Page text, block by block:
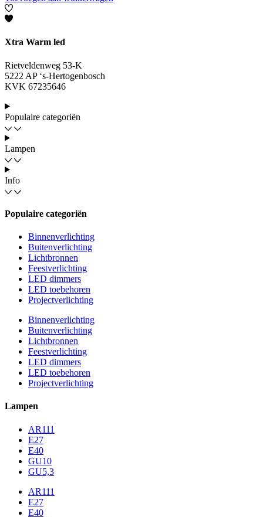
Xtra Warm led
Rietveldenweg 53-K
5222 AP ‘s-Hertogenbosch
KVK 67235646
Populaire categoriën
Lampen
Info
Populaire categoriën
Binnenverlichting
Buitenverlichting
Lichtbronnen
Feestverlichting
LED dimmers
LED toebehoren
Projectverlichting
Binnenverlichting
Buitenverlichting
Lichtbronnen
Feestverlichting
LED dimmers
LED toebehoren
Projectverlichting
Lampen
AR111
E27
E40
GU10
GU5,3
AR111
E27
E40